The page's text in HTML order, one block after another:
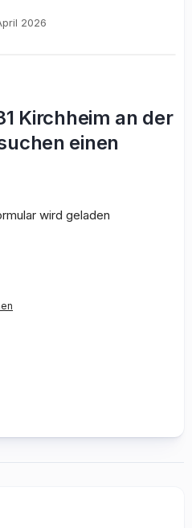
2026
Kirchheim an der
einen
wird geladen